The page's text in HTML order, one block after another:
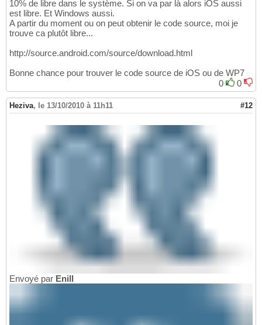
10% de libre dans le système. Si on va par là alors iOS aussi
est libre. Et Windows aussi.
A partir du moment ou on peut obtenir le code source, moi je
trouve ca plutôt libre...
http://source.android.com/source/download.html
Bonne chance pour trouver le code source de iOS ou de WP7
0
0
Heziva, le 13/10/2010 à 11h11 #12
Envoyé par Enill